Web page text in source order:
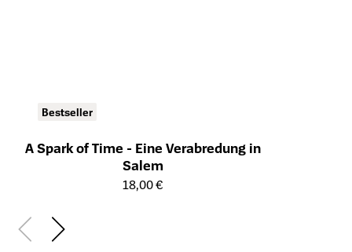
Bestseller
A Spark of Time - Eine Verabredung in
Salem
Öffnet die Detailseite des Produkts
18,00 €